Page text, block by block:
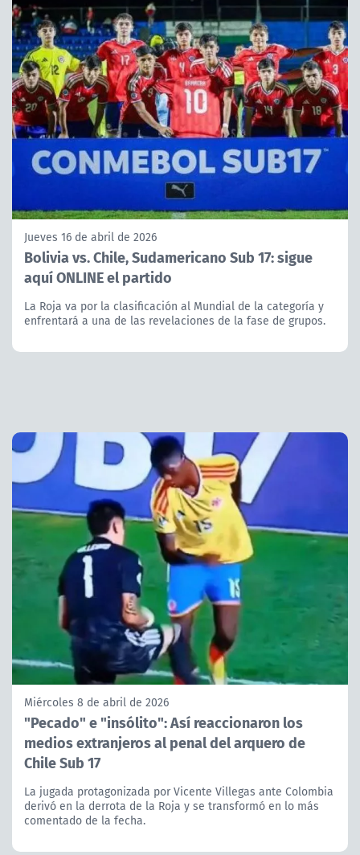
Jueves 16 de abril de 2026
Bolivia vs. Chile, Sudamericano Sub 17: sigue
aquí ONLINE el partido
La Roja va por la clasificación al Mundial de la categoría y
enfrentará a una de las revelaciones de la fase de grupos.
Miércoles 8 de abril de 2026
"Pecado" e "insólito": Así reaccionaron los
medios extranjeros al penal del arquero de
Chile Sub 17
La jugada protagonizada por Vicente Villegas ante Colombia
derivó en la derrota de la Roja y se transformó en lo más
comentado de la fecha.